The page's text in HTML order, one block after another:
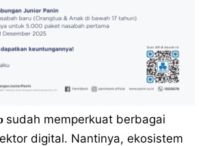
sudah memperkuat berbagai
digital. Nantinya, ekosistem